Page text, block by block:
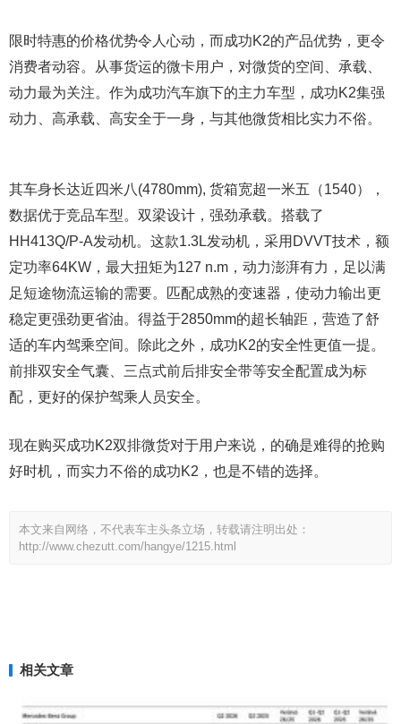
限时特惠的价格优势令人心动，而成功K2的产品优势，更令
消费者动容。从事货运的微卡用户，对微货的空间、承载、
动力最为关注。作为成功汽车旗下的主力车型，成功K2集强
动力、高承载、高安全于一身，与其他微货相比实力不俗。
其车身长达近四米八(4780mm), 货箱宽超一米五（1540），
数据优于竞品车型。双梁设计，强劲承载。搭载了
HH413Q/P-A发动机。这款1.3L发动机，采用DVVT技术，额
定功率64KW，最大扭矩为127 n.m，动力澎湃有力，足以满
足短途物流运输的需要。匹配成熟的变速器，使动力输出更
稳定更强劲更省油。得益于2850mm的超长轴距，营造了舒
适的车内驾乘空间。除此之外，成功K2的安全性更值一提。
前排双安全气囊、三点式前后排安全带等安全配置成为标
配，更好的保护驾乘人员安全。
现在购买成功K2双排微货对于用户来说，的确是难得的抢购
好时机，而实力不俗的成功K2，也是不错的选择。
本文来自网络，不代表车主头条立场，转载请注明出处：
http://www.chezutt.com/hangye/1215.html
相关文章